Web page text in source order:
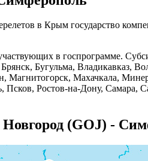
в Крым государство
в госпрограмме.
Бугульма, Владикавказ,
Магнитогорск, Махачкала,
Ростов-на-Дону, Самара,
(GOJ) -